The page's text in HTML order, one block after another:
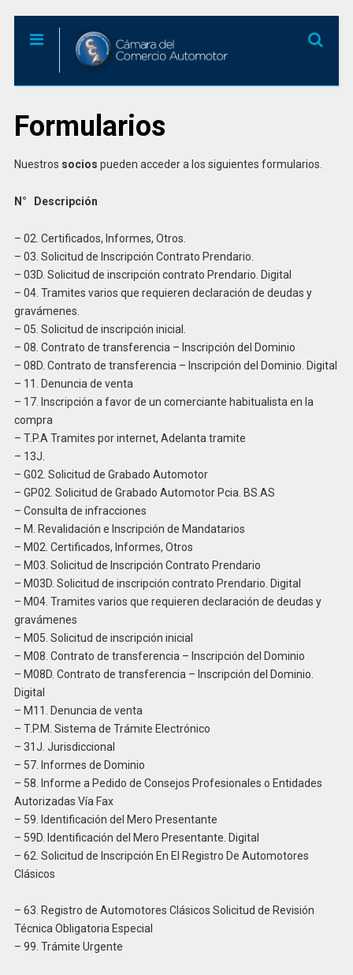
Formularios
Nuestros socios pueden acceder a los siguientes formularios.
N° Descripción
– 02. Certificados, Informes, Otros.
– 03. Solicitud de Inscripción Contrato Prendario.
– 03D. Solicitud de inscripción contrato Prendario. Digital
– 04. Tramites varios que requieren declaración de deudas y
gravámenes.
– 05. Solicitud de inscripción inicial.
– 08. Contrato de transferencia – Inscripción del Dominio
– 08D. Contrato de transferencia – Inscripción del Dominio. Digital
– 11. Denuncia de venta
– 17. Inscripción a favor de un comerciante habitualista en la
compra
– T.P.A Tramites por internet, Adelanta tramite
– 13J.
– G02. Solicitud de Grabado Automotor
– GP02. Solicitud de Grabado Automotor Pcia. BS.AS
– Consulta de infracciones
– M. Revalidación e Inscripción de Mandatarios
– M02. Certificados, Informes, Otros
– M03. Solicitud de Inscripción Contrato Prendario
– M03D. Solicitud de inscripción contrato Prendario. Digital
– M04. Tramites varios que requieren declaración de deudas y
gravámenes
– M05. Solicitud de inscripción inicial
– M08. Contrato de transferencia – Inscripción del Dominio
– M08D. Contrato de transferencia – Inscripción del Dominio.
Digital
– M11. Denuncia de venta
– T.P.M. Sistema de Trámite Electrónico
– 31J. Jurisdiccional
– 57. Informes de Dominio
– 58. Informe a Pedido de Consejos Profesionales o Entidades
Autorizadas Vía Fax
– 59. Identificación del Mero Presentante
– 59D. Identificación del Mero Presentante. Digital
– 62. Solicitud de Inscripción En El Registro De Automotores
Clásicos
– 63. Registro de Automotores Clásicos Solicitud de Revisión
Técnica Obligatoria Especial
– 99. Trámite Urgente